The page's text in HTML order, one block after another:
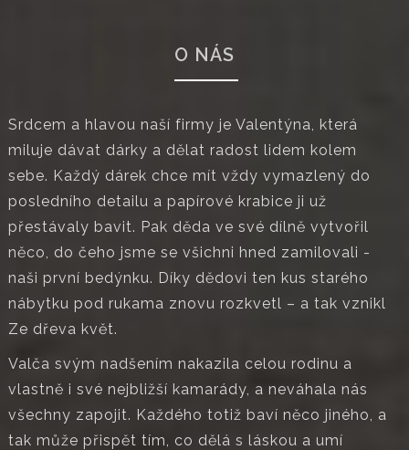
O NÁS
Srdcem a hlavou naší firmy je Valentýna, která
miluje dávat dárky a dělat radost lidem kolem
sebe. Každý dárek chce mít vždy vymazlený do
posledního detailu a papírové krabice ji už
přestávaly bavit. Pak děda ve své dílně vytvořil
něco, do čeho jsme se všichni hned zamilovali -
naši první bedýnku. Díky dědovi ten kus starého
nábytku pod rukama znovu rozkvetl – a tak vznikl
Ze dřeva květ.
Valča svým nadšením nakazila celou rodinu a
vlastně i své nejbližší kamarády, a neváhala nás
všechny zapojit. Každého totiž baví něco jiného, a
tak může přispět tím, co dělá s láskou a umí